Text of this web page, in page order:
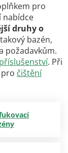
pro
nabídce
druhy o
bazén,
požadavkům.
příslušenství. Při
čištění